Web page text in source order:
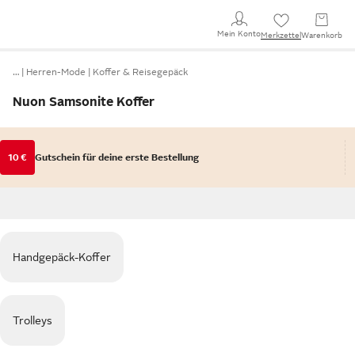
Mein KontoMerkzettel Warenkorb
… Herren-Mode Koffer & Reisegepäck
Nuon Samsonite Koffer
10 € Gutschein für deine erste Bestellung
Handgepäck-Koffer
Trolleys